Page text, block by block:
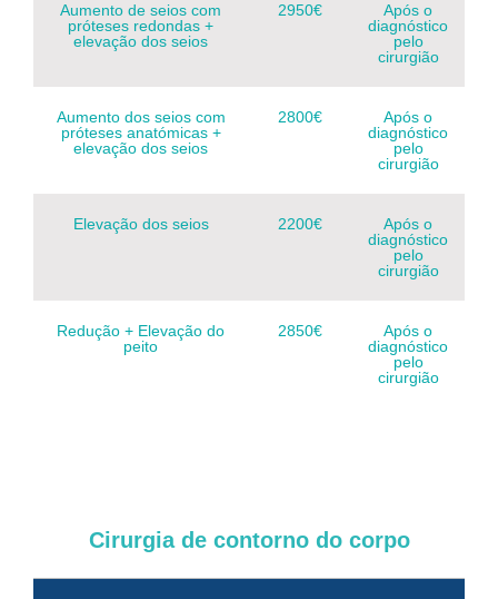
Aumento de seios com
próteses redondas +
elevação dos seios
2950€
Após o
diagnóstico
pelo
cirurgião
Aumento dos seios com
próteses anatómicas +
elevação dos seios
2800€
Após o
diagnóstico
pelo
cirurgião
Elevação dos seios 2200€
Após o
diagnóstico
pelo
cirurgião
Redução + Elevação do
peito
2850€
Após o
diagnóstico
pelo
cirurgião
Cirurgia de contorno do corpo